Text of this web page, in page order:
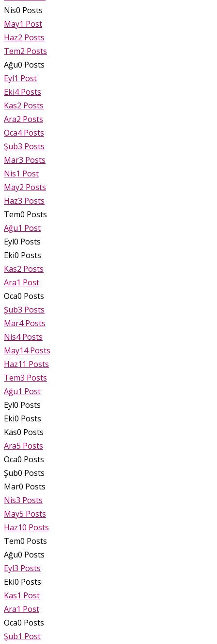
Nis0 Posts
May1 Post
Haz2 Posts
Tem2 Posts
Ağu0 Posts
Eyl1 Post
Eki4 Posts
Kas2 Posts
Ara2 Posts
Oca4 Posts
Şub3 Posts
Mar3 Posts
Nis1 Post
May2 Posts
Haz3 Posts
Tem0 Posts
Ağu1 Post
Eyl0 Posts
Eki0 Posts
Kas2 Posts
Ara1 Post
Oca0 Posts
Şub3 Posts
Mar4 Posts
Nis4 Posts
May14 Posts
Haz11 Posts
Tem3 Posts
Ağu1 Post
Eyl0 Posts
Eki0 Posts
Kas0 Posts
Ara5 Posts
Oca0 Posts
Şub0 Posts
Mar0 Posts
Nis3 Posts
May5 Posts
Haz10 Posts
Tem0 Posts
Ağu0 Posts
Eyl3 Posts
Eki0 Posts
Kas1 Post
Ara1 Post
Oca0 Posts
Şub1 Post